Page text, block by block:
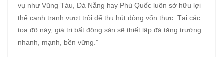
vụ như Vũng Tàu, Đà Nẵng hay Phú Quốc luôn sở hữu lợi
thế cạnh tranh vượt trội để thu hút dòng vốn thực. Tại các
tọa độ này, giá trị bất động sản sẽ thiết lập đà tăng trưởng
nhanh, mạnh, bền vững.”